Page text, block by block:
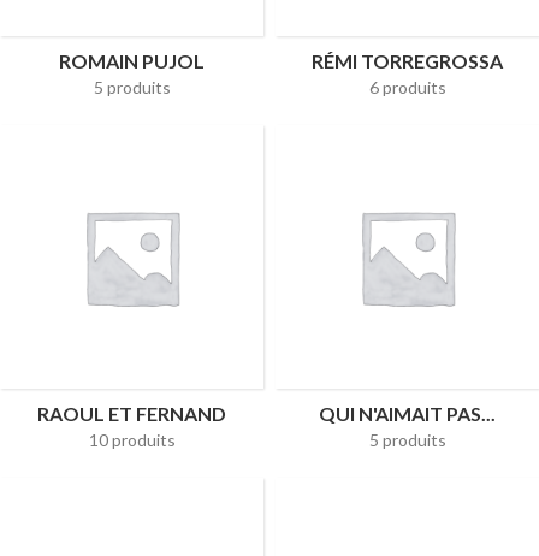
ROMAIN PUJOL
5 produits
RÉMI TORREGROSSA
6 produits
RAOUL ET FERNAND
10 produits
QUI N'AIMAIT PAS...
5 produits